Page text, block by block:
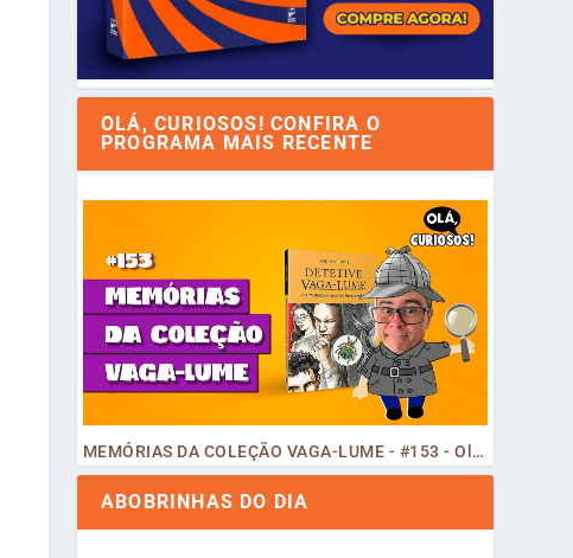
OLÁ, CURIOSOS! CONFIRA O
PROGRAMA MAIS RECENTE
MEMÓRIAS DA COLEÇÃO VAGA-LUME - #153 - Olá, Curiosos! 2023
ABOBRINHAS DO DIA